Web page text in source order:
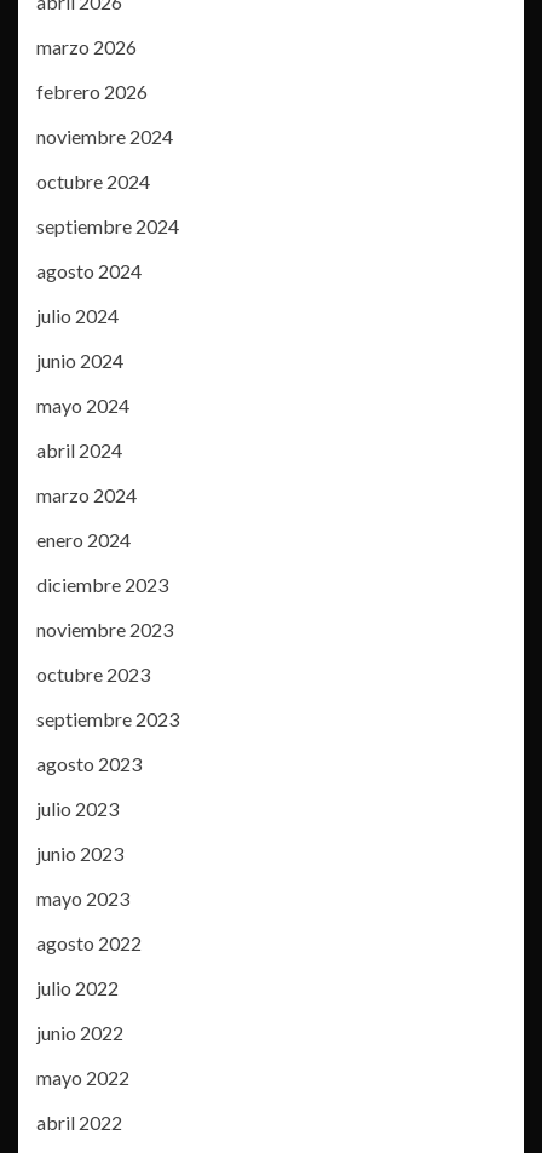
marzo 2026
febrero 2026
noviembre 2024
octubre 2024
septiembre 2024
agosto 2024
julio 2024
junio 2024
mayo 2024
abril 2024
marzo 2024
enero 2024
diciembre 2023
noviembre 2023
octubre 2023
septiembre 2023
agosto 2023
julio 2023
junio 2023
mayo 2023
agosto 2022
julio 2022
junio 2022
mayo 2022
abril 2022